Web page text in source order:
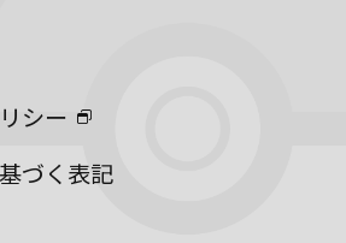
シー
づく表記